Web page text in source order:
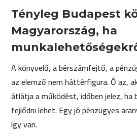
Tényleg Budapest
Magyarország, ha
A könyvelő, a bérszámfejtő, a
az elemző nem háttérfigura. Ő az,
átlátja a működést, időben jelez, ha
fejlődni lehet. Egy jó pénzügyes
így van.